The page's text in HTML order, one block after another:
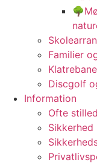
Familier
Discgolf
Information
Ofte